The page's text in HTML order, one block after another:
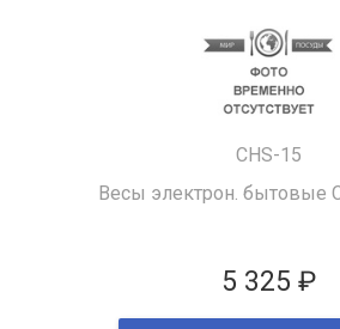
CHS-15
Весы электрон. бытовые
5 325 ₽